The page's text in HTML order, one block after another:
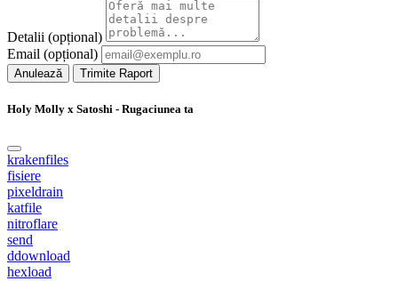
Detalii (opțional)
Email (opțional)
Anulează Trimite Raport
Holy Molly x Satoshi - Rugaciunea ta
krakenfiles
fisiere
pixeldrain
katfile
nitroflare
send
ddownload
hexload